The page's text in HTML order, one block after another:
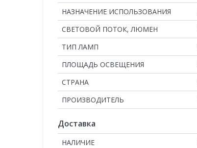
НАЗНАЧЕНИЕ ИСПОЛЬЗОВАНИЯ
СВЕТОВОЙ ПОТОК, ЛЮМЕН
ТИП ЛАМП
ПЛОЩАДЬ ОСВЕЩЕНИЯ
СТРАНА
ПРОИЗВОДИТЕЛЬ
Доставка
НАЛИЧИЕ